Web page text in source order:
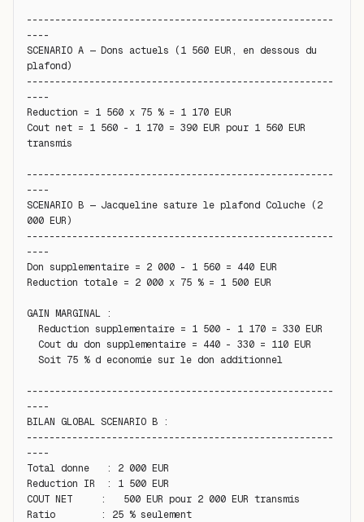
------------------------------------------------------
----
SCENARIO A — Dons actuels (1 560 EUR, en dessous du
plafond)
------------------------------------------------------
----
Reduction = 1 560 x 75 % = 1 170 EUR
Cout net = 1 560 - 1 170 = 390 EUR pour 1 560 EUR
transmis
------------------------------------------------------
----
SCENARIO B — Jacqueline sature le plafond Coluche (2
000 EUR)
------------------------------------------------------
----
Don supplementaire = 2 000 - 1 560 = 440 EUR
Reduction totale = 2 000 x 75 % = 1 500 EUR
GAIN MARGINAL :
------------------------------------------------------
----
BILAN GLOBAL SCENARIO B :
------------------------------------------------------
----
Total donne   : 2 000 EUR
Reduction IR  : 1 500 EUR
COUT NET     :   500 EUR pour 2 000 EUR transmis
Ratio        : 25 % seulement